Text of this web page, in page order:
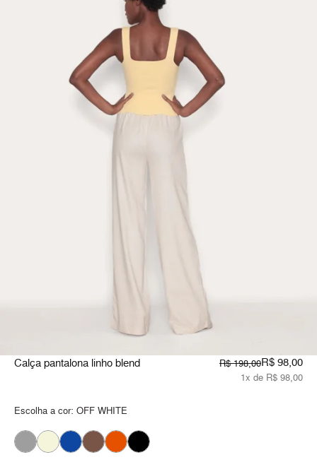
Calça pantalona linho blend R$ 198,00R$ 98,00
1x de R$ 98,00
Escolha a cor: OFF WHITE